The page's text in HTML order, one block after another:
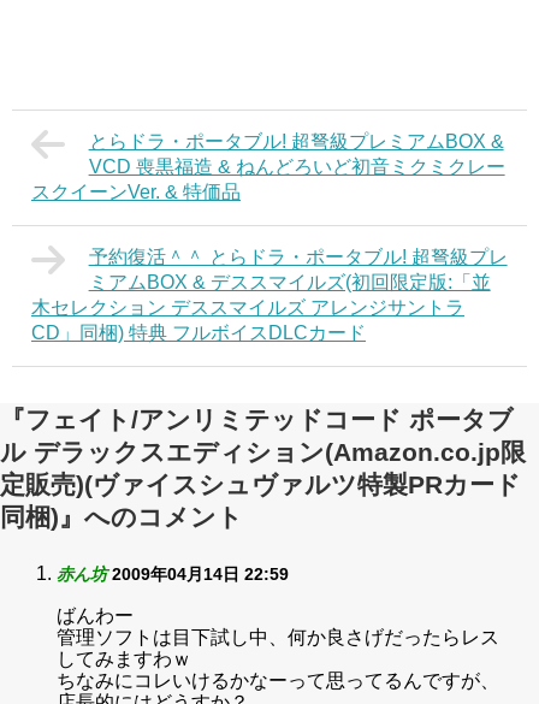
とらドラ・ポータブル! 超弩級プレミアムBOX &
VCD 喪黒福造 & ねんどろいど初音ミクミクレー
スクイーンVer. & 特価品
予約復活＾＾ とらドラ・ポータブル! 超弩級プレ
ミアムBOX & デススマイルズ(初回限定版:「並
木セレクション デススマイルズ アレンジサントラ
CD」同梱) 特典 フルボイスDLCカード
『フェイト/アンリミテッドコード ポータブ
ル デラックスエディション(Amazon.co.jp限
定販売)(ヴァイスシュヴァルツ特製PRカード
同梱)』へのコメント
赤ん坊 2009年04月14日 22:59
ばんわー
管理ソフトは目下試し中、何か良さげだったらレス
してみますわｗ
ちなみにコレいけるかなーって思ってるんですが、